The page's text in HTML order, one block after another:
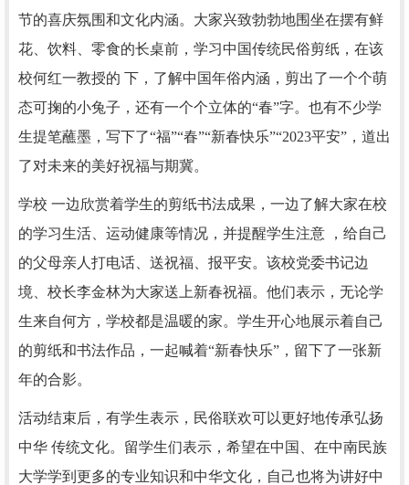
节的喜庆氛围和文化内涵。大家兴致勃勃地围坐在摆有鲜
花、饮料、零食的长桌前，学习中国传统民俗剪纸，在该
校何红一教授的 下，了解中国年俗内涵，剪出了一个个萌
态可掬的小兔子，还有一个个立体的“春”字。也有不少学
生提笔蘸墨，写下了“福”“春”“新春快乐”“2023平安”，道出
了对未来的美好祝福与期冀。
学校 一边欣赏着学生的剪纸书法成果，一边了解大家在校
的学习生活、运动健康等情况，并提醒学生注意 ，给自己
的父母亲人打电话、送祝福、报平安。该校党委书记边
境、校长李金林为大家送上新春祝福。他们表示，无论学
生来自何方，学校都是温暖的家。学生开心地展示着自己
的剪纸和书法作品，一起喊着“新春快乐”，留下了一张新
年的合影。
活动结束后，有学生表示，民俗联欢可以更好地传承弘扬
中华 传统文化。留学生们表示，希望在中国、在中南民族
大学学到更多的专业知识和中华文化，自己也将为讲好中